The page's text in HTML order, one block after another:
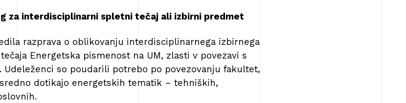
za interdisciplinarni spletni tečaj ali izbirni predmet
razprava o oblikovanju interdisciplinarnega izbirnega
Energetska pismenost na UM, zlasti v povezavi s
Udeleženci so poudarili potrebo po povezovanju fakultet,
dotikajo energetskih tematik – tehniških,